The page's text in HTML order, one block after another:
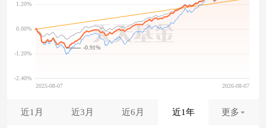
-0.91%
近1月 近3月 近6月 近1年 更多